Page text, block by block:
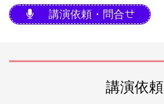
講演依頼・問合せ
講演依頼